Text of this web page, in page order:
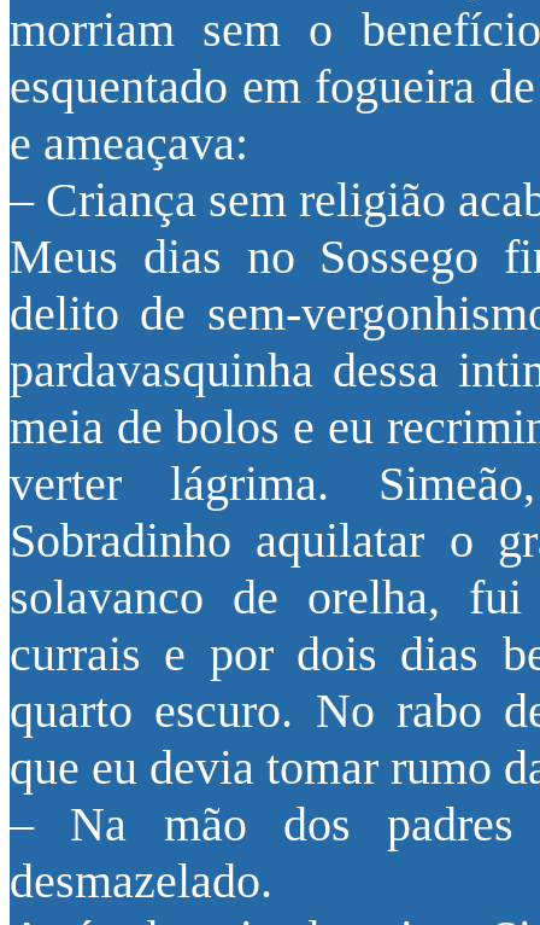
morriam sem o
esquentado em fogueira
e ameaçava:
– Criança sem religião
Meus dias no Sossego
delito de sem-
pardavasquinha dessa
meia de bolos e eu
verter lágrima.
Sobradinho aquilatar o
solavanco de orelha, fui
currais e por dois dias
quarto escuro. No rabo
que eu devia tomar rumo
– Na mão dos padres
desmazelado.